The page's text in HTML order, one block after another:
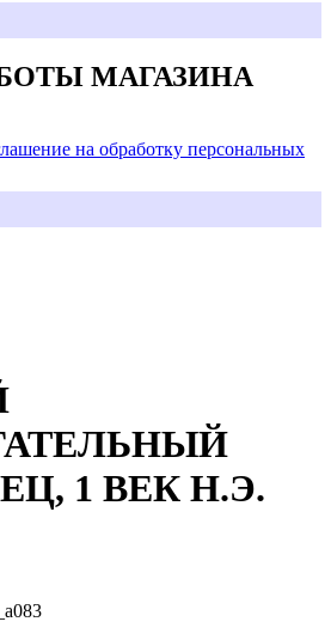
МАГАЗИНА
на обработку персональных
1 ВЕК Н.Э.